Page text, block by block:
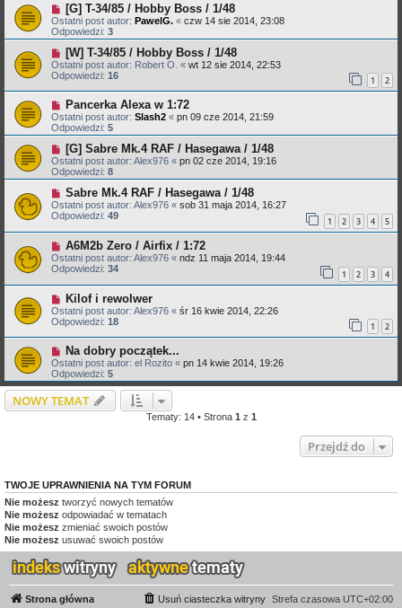
[G] T-34/85 / Hobby Boss / 1/48
Ostatni post autor: PawelG. « czw 14 sie 2014, 23:08
Odpowiedzi: 3
[W] T-34/85 / Hobby Boss / 1/48
Ostatni post autor: Robert O. « wt 12 sie 2014, 22:53
Odpowiedzi: 16 1 2
Pancerka Alexa w 1:72
Ostatni post autor: Slash2 « pn 09 cze 2014, 21:59
Odpowiedzi: 5
[G] Sabre Mk.4 RAF / Hasegawa / 1/48
Ostatni post autor: Alex976 « pn 02 cze 2014, 19:16
Odpowiedzi: 8
Sabre Mk.4 RAF / Hasegawa / 1/48
Ostatni post autor: Alex976 « sob 31 maja 2014, 16:27
Odpowiedzi: 49 1 2 3 4 5
A6M2b Zero / Airfix / 1:72
Ostatni post autor: Alex976 « ndz 11 maja 2014, 19:44
Odpowiedzi: 34 1 2 3 4
Kilof i rewolwer
Ostatni post autor: Alex976 « śr 16 kwie 2014, 22:26
Odpowiedzi: 18 1 2
Na dobry początek...
Ostatni post autor: el Rozito « pn 14 kwie 2014, 19:26
Odpowiedzi: 5
NOWY TEMAT
Tematy: 14 • Strona 1 z 1
Przejdź do
TWOJE UPRAWNIENIA NA TYM FORUM
Nie możesz tworzyć nowych tematów
Nie możesz odpowiadać w tematach
Nie możesz zmieniać swoich postów
Nie możesz usuwać swoich postów
Strona główna Strefa czasowa UTC+02:00
Usuń ciasteczka witryny